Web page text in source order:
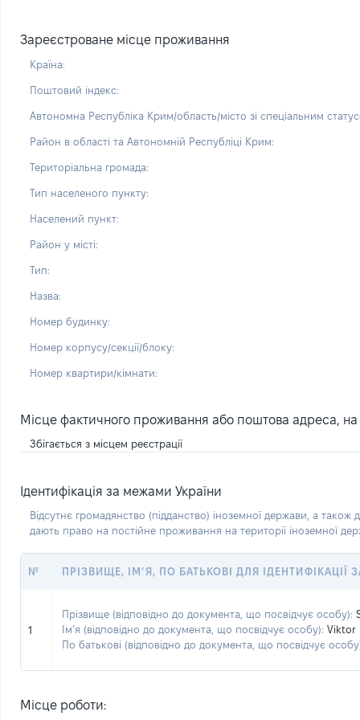
Зареєстроване місце проживання
Країна:
Поштовий індекс:
Автономна Республіка Крим/область/місто зі спеціальним
Район в області та Автономній Республіці Крим:
Територіальна громада:
Тип населеного пункту:
Населений пункт:
Район у місті:
Тип:
Назва:
Номер будинку:
Номер корпусу/секції/блоку:
Номер квартири/кімнати:
Місце фактичного проживання або поштова адреса, на
Збігається з місцем реєстрації
Ідентифікація за межами України
Відсутнє громадянство (підданство) іноземної держави, а також
дають право на постійне проживання на території іноземної
№ ПРІЗВИЩЕ, ІМ’Я, ПО БАТЬКОВІ ДЛЯ ІДЕНТИФІКАЦІЇ
1
Прізвище (відповідно до документа, що посвідчує особу):
Ім’я (відповідно до документа, що посвідчує особу): Viktor
По батькові (відповідно до документа, що посвідчує
Місце роботи: